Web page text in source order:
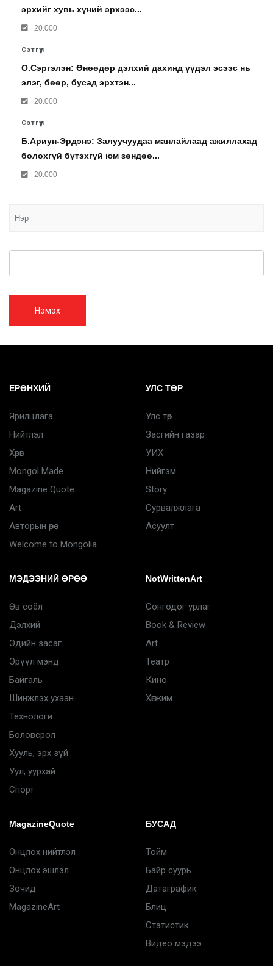
эрхийг хувь хүний эрхээс...
20.000
Сэтгүүл
О.Сэргэлэн: Өнөөдөр дэлхий дахинд үүдэл эсээс нь
элэг, бөөр, бусад эрхтэн...
20.000
Сэтгүүл
Б.Ариун-Эрдэнэ: Залуучуудаа манлайлаад ажиллахад
болохгүй бүтэхгүй юм зөндөө...
20.000
Нэмэх
ЕРӨНХИЙ
Ярилцлага
Нийтлэл
Хөрөг
Mongol Made
Magazine Quote
Art
Авторын өрөө
Welcome to Mongolia
УЛС ТӨР
Улс төр
Засгийн газар
УИХ
Нийгэм
Story
Сурвалжлага
Асуулт
МЭДЭЭНИЙ ӨРӨӨ
Өв соёл
Дэлхий
Эдийн засаг
Эрүүл мэнд
Байгаль
Шинжлэх ухаан
Технологи
Боловсрол
Хууль, эрх зүй
Уул, уурхай
Спорт
NotWrittenArt
Сонгодог урлаг
Book & Review
Art
Театр
Кино
Хөгжим
MagazineQuote
Онцлох нийтлэл
Онцлох эшлэл
Зочид
MagazineArt
БУСАД
Тойм
Байр суурь
Датаграфик
Блиц
Статистик
Видео мэдээ